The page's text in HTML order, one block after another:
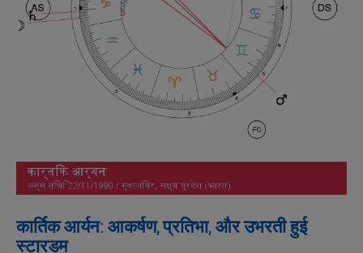
कार्तिक आर्यन: आकर्षण, प्रतिभा, और उभरती हुई
स्टारडम